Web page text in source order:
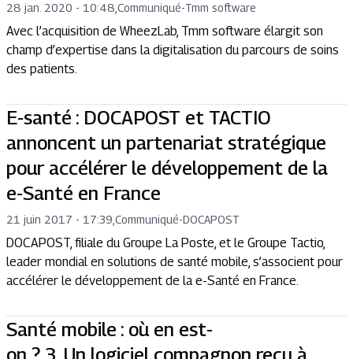
28 jan. 2020 - 10:48 Communiqué-Tmm software
Avec l’acquisition de WheezLab, Tmm software élargit son
champ d’expertise dans la digitalisation du parcours de soins
des patients.
E-santé : DOCAPOST et TACTIO
annoncent un partenariat stratégique
pour accélérer le développement de la
e-Santé en France
21 juin 2017 - 17:39 Communiqué-DOCAPOST
DOCAPOST, filiale du Groupe La Poste, et le Groupe Tactio,
leader mondial en solutions de santé mobile, s’associent pour
accélérer le développement de la e-Santé en France.
Santé mobile : où en est-
on ? 3. Un logiciel compagnon reçu à